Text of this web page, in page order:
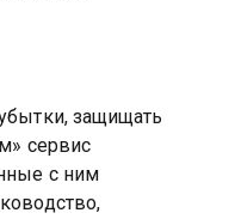
защищать
сервис
с ним